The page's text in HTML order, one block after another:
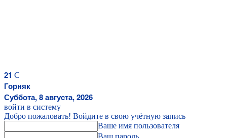
21 C
Горняк
Суббота, 8 августа, 2026
войти в систему
Добро пожаловать! Войдите в свою учётную запись
Ваше имя пользователя
Ваш пароль